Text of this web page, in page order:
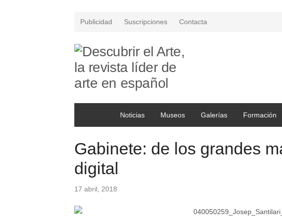
Publicidad Suscripciones Contacta
Noticias Museos Galerías Formación
Gabinete: de los grandes
digital
17 abril, 2018